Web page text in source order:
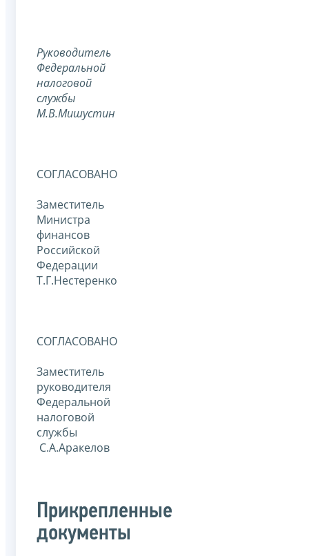
Руководитель
Федеральной
налоговой
службы
М.В.Мишустин
СОГЛАСОВАНО
Заместитель
Министра
финансов
Российской
Федерации
Т.Г.Нестеренко
СОГЛАСОВАНО
Заместитель
руководителя
Федеральной
налоговой
службы
С.А.Аракелов
Прикрепленные
документы